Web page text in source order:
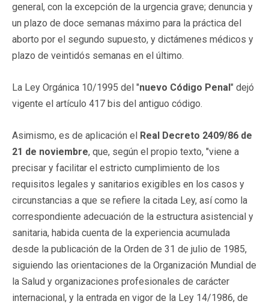
general, con la excepción de la urgencia grave; denuncia y
un plazo de doce semanas máximo para la práctica del
aborto por el segundo supuesto, y dictámenes médicos y
plazo de veintidós semanas en el último.
La Ley Orgánica 10/1995 del "nuevo Código Penal" dejó
vigente el artículo 417 bis del antiguo código.
Asimismo, es de aplicación el Real Decreto 2409/86 de
21 de noviembre, que, según el propio texto, "viene a
precisar y facilitar el estricto cumplimiento de los
requisitos legales y sanitarios exigibles en los casos y
circunstancias a que se refiere la citada Ley, así como la
correspondiente adecuación de la estructura asistencial y
sanitaria, habida cuenta de la experiencia acumulada
desde la publicación de la Orden de 31 de julio de 1985,
siguiendo las orientaciones de la Organización Mundial de
la Salud y organizaciones profesionales de carácter
internacional, y la entrada en vigor de la Ley 14/1986, de